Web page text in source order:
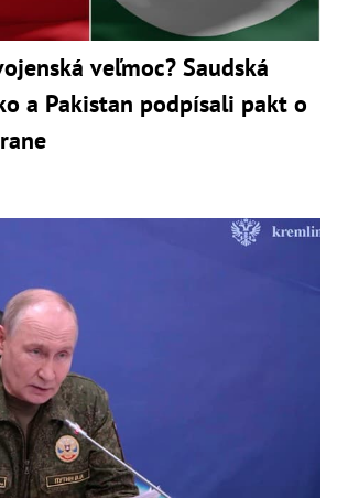
veľmoc? Saudská
a Pakistan podpísali pakt o